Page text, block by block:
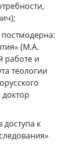
(М.А.
работе и
теологии
доктор
доступа к